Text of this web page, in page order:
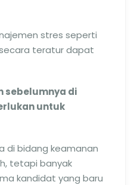
stres seperti
teratur dapat
sebelumnya di
untuk
di bidang keamanan
tetapi banyak
kandidat yang baru